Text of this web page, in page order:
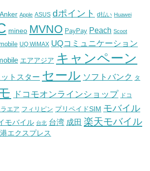
Anker Apple ASUS dポイント d払い Huawei
mineo MVNO PayPay Peach Scoot
UQ WiMAX UQコミュニケーション
エアアジア キャンペーン
トスター セール ソフトバンク タ
ドコモオンラインショップ ドコ
エア フィリピン プリペイドSIM モバイル
モバイル 台北 台湾 成田 楽天モバイル
エクスプレス